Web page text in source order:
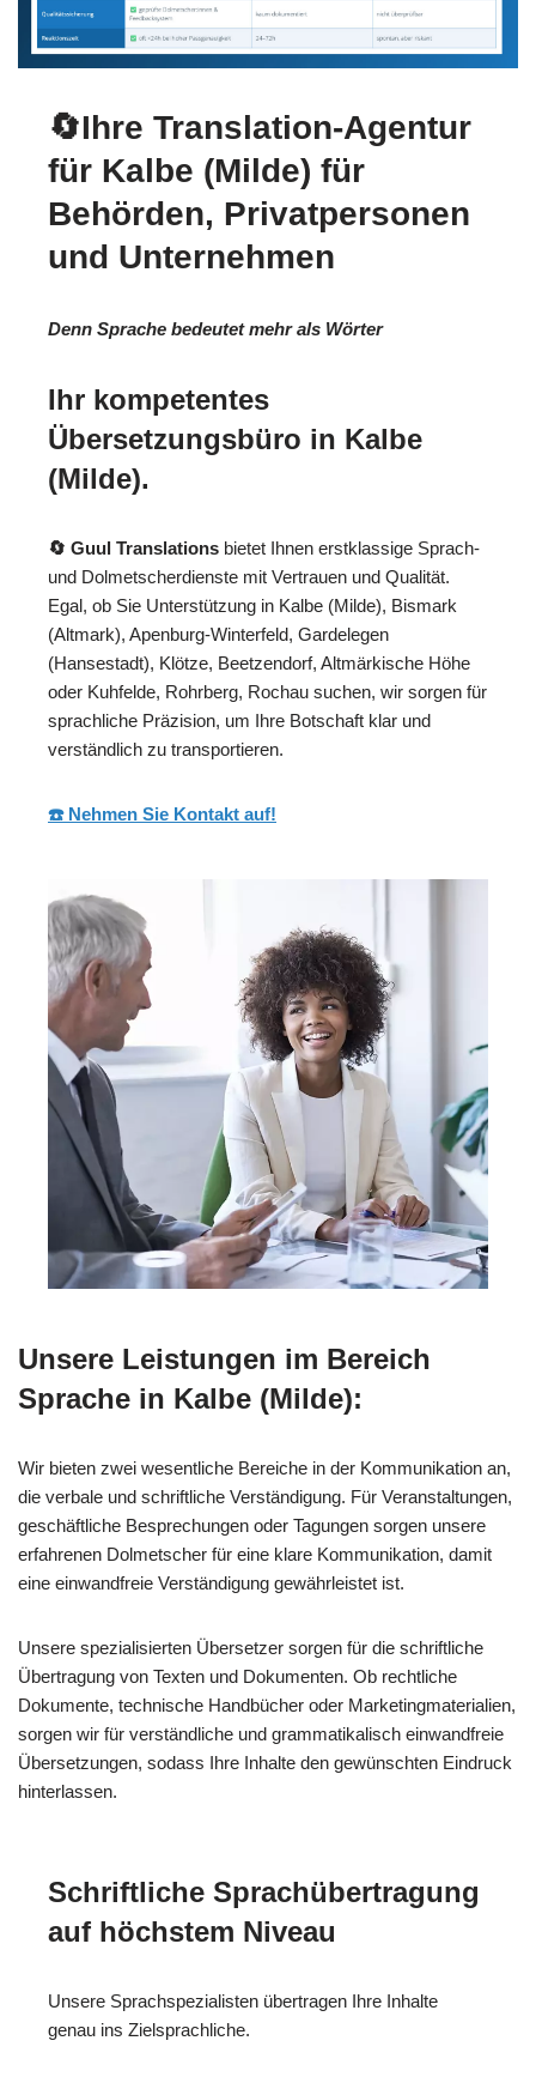
🔄Ihre Translation-Agentur
für Kalbe (Milde) für
Behörden, Privatpersonen
und Unternehmen
Denn Sprache bedeutet mehr als Wörter
Ihr kompetentes
Übersetzungsbüro in Kalbe
(Milde).
🔄 Guul Translations bietet Ihnen erstklassige Sprach-
und Dolmetscherdienste mit Vertrauen und Qualität.
Egal, ob Sie Unterstützung in Kalbe (Milde), Bismark
(Altmark), Apenburg-Winterfeld, Gardelegen
(Hansestadt), Klötze, Beetzendorf, Altmärkische Höhe
oder Kuhfelde, Rohrberg, Rochau suchen, wir sorgen für
sprachliche Präzision, um Ihre Botschaft klar und
verständlich zu transportieren.
☎️ Nehmen Sie Kontakt auf!
Unsere Leistungen im Bereich
Sprache in Kalbe (Milde):
Wir bieten zwei wesentliche Bereiche in der Kommunikation an,
die verbale und schriftliche Verständigung. Für Veranstaltungen,
geschäftliche Besprechungen oder Tagungen sorgen unsere
erfahrenen Dolmetscher für eine klare Kommunikation, damit
eine einwandfreie Verständigung gewährleistet ist.
Unsere spezialisierten Übersetzer sorgen für die schriftliche
Übertragung von Texten und Dokumenten. Ob rechtliche
Dokumente, technische Handbücher oder Marketingmaterialien,
sorgen wir für verständliche und grammatikalisch einwandfreie
Übersetzungen, sodass Ihre Inhalte den gewünschten Eindruck
hinterlassen.
Schriftliche Sprachübertragung
auf höchstem Niveau
Unsere Sprachspezialisten übertragen Ihre Inhalte
genau ins Zielsprachliche.